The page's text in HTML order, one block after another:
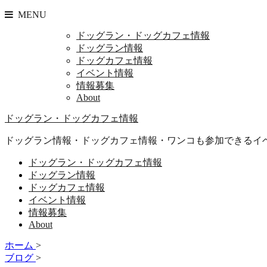
MENU
ドッグラン・ドッグカフェ情報
ドッグラン情報
ドッグカフェ情報
イベント情報
情報募集
About
ドッグラン・ドッグカフェ情報
ドッグラン情報・ドッグカフェ情報・ワンコも参加できるイ
ドッグラン・ドッグカフェ情報
ドッグラン情報
ドッグカフェ情報
イベント情報
情報募集
About
ホーム >
ブログ >